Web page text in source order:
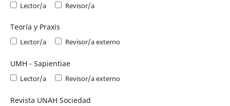
Lector/a Revisor/a
Teoría y Praxis
Lector/a Revisor/a externo
UMH - Sapientiae
Lector/a Revisor/a externo
Revista UNAH Sociedad